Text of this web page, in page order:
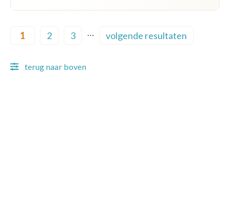
1 2 3
…
volgende resultaten
terug naar boven